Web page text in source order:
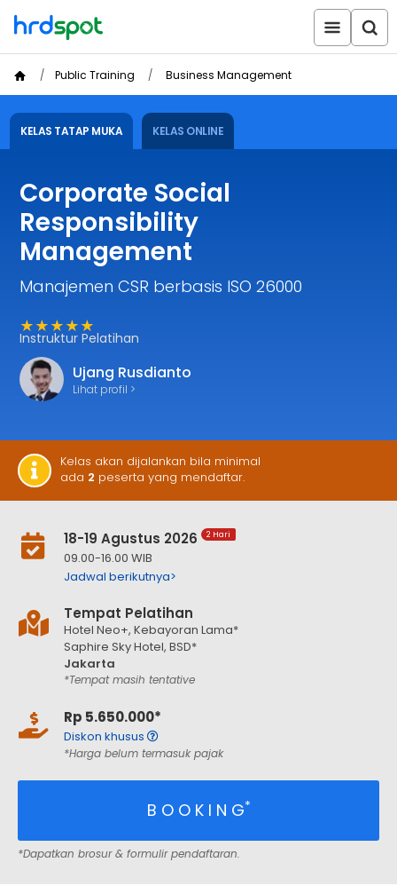
Public Training Business Management
KELAS TATAP MUKA KELAS ONLINE
Corporate Social
Responsibility
Management
Manajemen CSR berbasis ISO 26000
★★★★★
Instruktur Pelatihan
Ujang Rusdianto
Lihat profil >
Kelas akan dijalankan bila minimal
ada 2 peserta yang mendaftar.
18-19 Agustus 2026 2 Hari
09.00-16.00 WIB
Jadwal berikutnya>
Tempat Pelatihan
Hotel Neo+, Kebayoran Lama*
Saphire Sky Hotel, BSD*
Jakarta
*Tempat masih tentative
Rp 5.650.000*
Diskon khusus
*Harga belum termasuk pajak
B O O K I N G*
*Dapatkan brosur & formulir pendaftaran.